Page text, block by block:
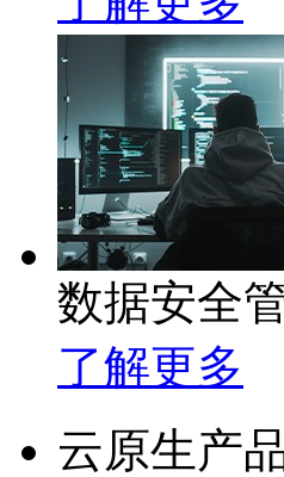
数据安全
了解更多
云原生产